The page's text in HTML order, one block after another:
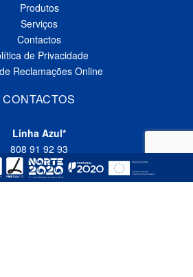
Produtos
Serviços
Contactos
de Privacidade
Reclamações Online
CONTACTOS
Linha Azul*
808 91 92 93
uma chamada local nacional)